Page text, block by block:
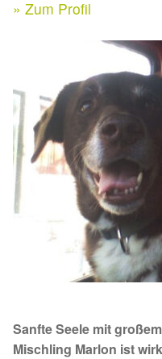
Aktuelle Spenden
Ihre/Eure
Spenden 2025
Juli bis Dezember
Januar bis Juni
Spenden 2024
Januar bis Juni
Kontakt & Rechtliches
Facebook
Instagram
» Zum Profil
Sanfte Seele mit
Mischling Marlon ist